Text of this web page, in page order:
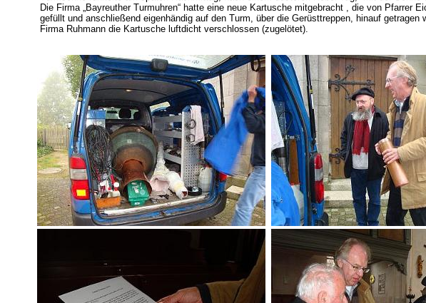
Die Firma „Bayreuther Turmuhren“ hatte eine neue Kartusche mitgebracht , die von Pfarrer
gefüllt und anschließend eigenhändig auf den Turm, über die Gerüsttreppen, hinauf getragen
Firma Ruhmann die Kartusche luftdicht verschlossen (zugelötet).